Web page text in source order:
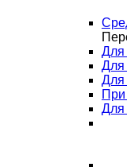
Для
Для
Для
При
Для